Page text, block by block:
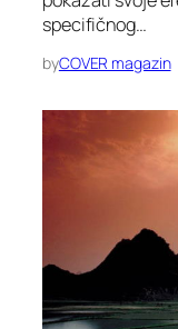
specifičnog…
byCOVER magazin